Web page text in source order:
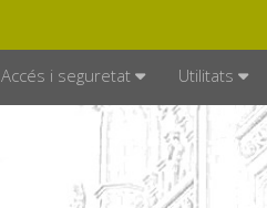
Accés i seguretat Utilitats